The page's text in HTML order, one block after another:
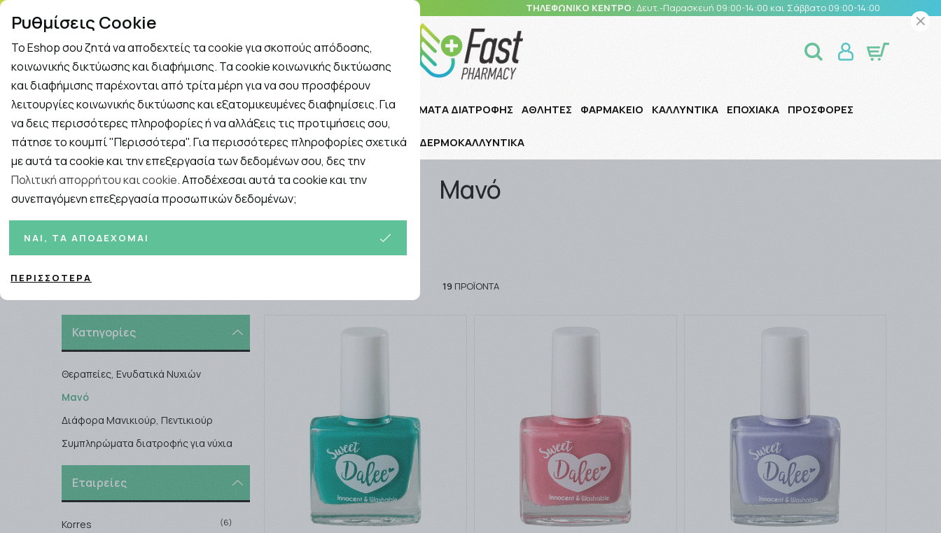
ΤΗΛΕΦΩΝΙΚΟ ΚΕΝΤΡΟ: Δευτ.-Παρασκευή 09:00-14:00 και Σάββατο 09:00-14:00
Rapid Test Γρίπη - Κρυολόγημα
Εταιρείες ΓΥΝΑΙΚΑ ΑΝΔΡΑΣ ΜΗΤΕΡΑ ΚΑΙ ΠΑΙΔΙ ΣΥΜΠΛΗΡΩΜΑΤΑ ΔΙΑΤΡΟΦΗΣ ΑΘΛΗΤΕΣ ΦΑΡΜΑΚΕΙΟ ΚΑΛΛΥΝΤΙΚΑ ΕΠΟΧΙΑΚΑ ΠΡΟΣΦΟΡΕΣ
ΔΕΡΜΟΚΑΛΛΥΝΤΙΚΑ
Αρχική / ΓΥΝΑΙΚΑ Περιποίηση Νυχιών /Μανό
Μανό
Ταξινόμηση Προβολή
19ΠΡΟΪΌΝΤΑ
Κατηγορίες
Θεραπείες, Ενυδατικά Νυχιών
Μανό
Διάφορα Μανικιούρ, Πεντικιούρ
Συμπληρώματα διατροφής για νύχια
Εταιρείες
Korres (6)
Ρυθμίσεις Cookie
Το Eshop σου ζητά να αποδεχτείς τα cookie για σκοπούς απόδοσης,
κοινωνικής δικτύωσης και διαφήμισης. Τα cookie κοινωνικής δικτύωσης
και διαφήμισης παρέχονται από τρίτα μέρη για να σου προσφέρουν
λειτουργίες κοινωνικής δικτύωσης και εξατομικευμένες διαφημίσεις. Για
να δεις περισσότερες πληροφορίες ή να αλλάξεις τις προτιμήσεις σου,
πάτησε το κουμπί "Περισσότερα". Για περισσότερες πληροφορίες σχετικά
με αυτά τα cookie και την επεξεργασία των δεδομένων σου, δες την
Πολιτική απορρήτου και cookie. Αποδέχεσαι αυτά τα cookie και την
συνεπαγόμενη επεξεργασία προσωπικών δεδομένων;
ΝΑΙ, ΤΑ ΑΠΟΔΈΧΟΜΑΙ
ΠΕΡΙΣΣΌΤΕΡΑ